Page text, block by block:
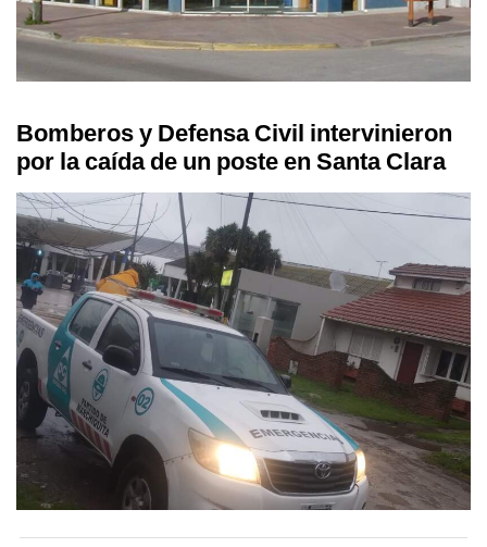
Bomberos y Defensa Civil intervinieron
por la caída de un poste en Santa Clara